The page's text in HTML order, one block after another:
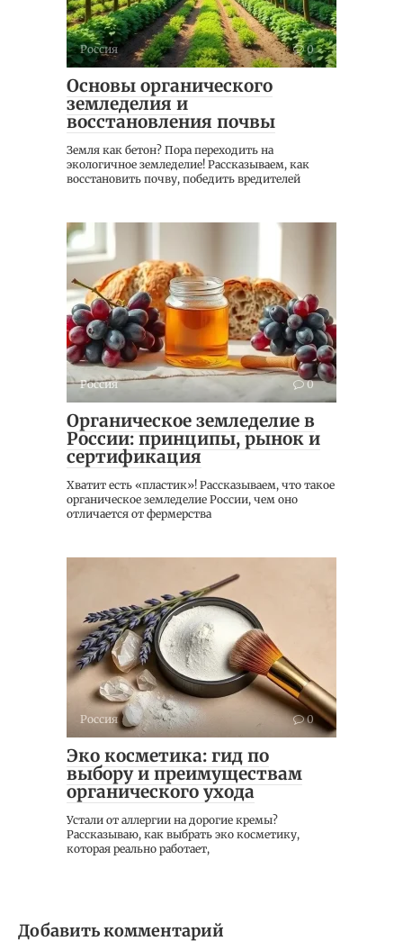
Россия 0
Основы органического
земледелия и
восстановления почвы
Земля как бетон? Пора переходить на
экологичное земледелие! Рассказываем, как
восстановить почву, победить вредителей
Россия 0
Органическое земледелие в
России: принципы, рынок и
сертификация
Хватит есть «пластик»! Рассказываем, что такое
органическое земледелие России, чем оно
отличается от фермерства
Россия 0
Эко косметика: гид по
выбору и преимуществам
органического ухода
Устали от аллергии на дорогие кремы?
Рассказываю, как выбрать эко косметику,
которая реально работает,
Добавить комментарий